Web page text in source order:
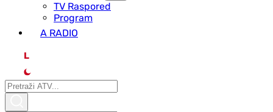
ТV Raspored
Program
A RADIO
L